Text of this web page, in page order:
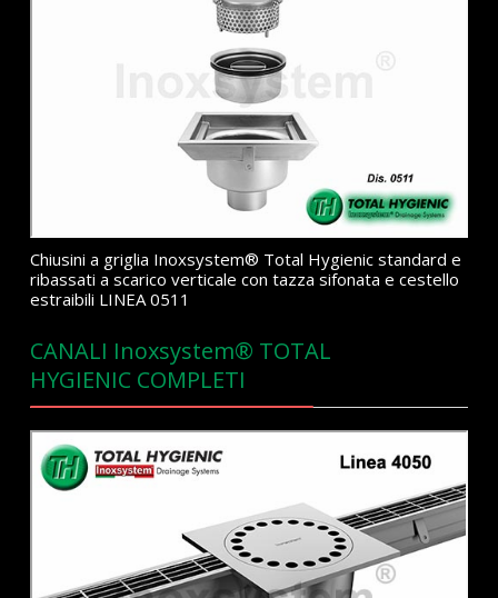
Chiusini a griglia Inoxsystem® Total Hygienic standard e
ribassati a scarico verticale con tazza sifonata e cestello
estraibili LINEA 0511
CANALI Inoxsystem® TOTAL
HYGIENIC COMPLETI